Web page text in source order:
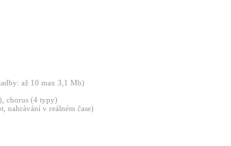
až 10 max 3,1 Mb)
chorus (4 typy)
nahrávání v reálném čase)